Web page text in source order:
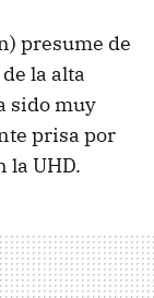
presume de
la alta
sido muy
prisa por
la UHD.